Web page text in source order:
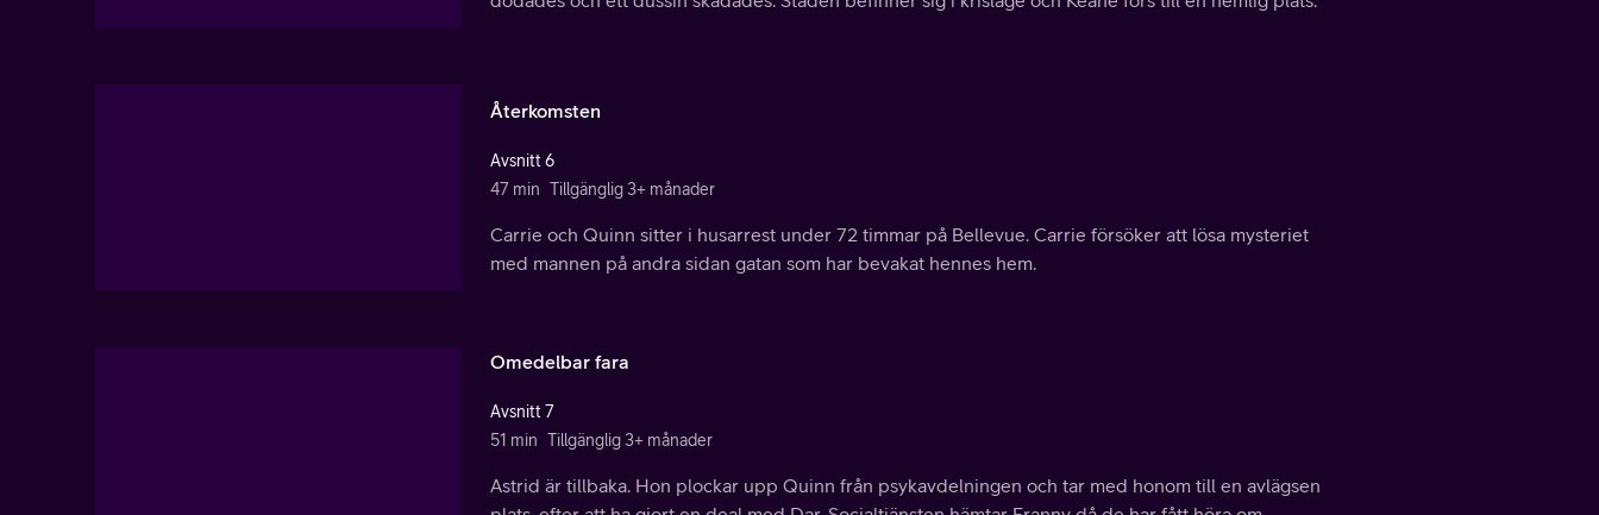
Återkomsten
Avsnitt 6
47 min Tillgänglig 3+ månader
Carrie och Quinn sitter i husarrest under 72 timmar på Bellevue. Carrie försöker att lösa mysteriet
med mannen på andra sidan gatan som har bevakat hennes hem.
Omedelbar fara
Avsnitt 7
51 min Tillgänglig 3+ månader
Astrid är tillbaka. Hon plockar upp Quinn från psykavdelningen och tar med honom till en avlägsen